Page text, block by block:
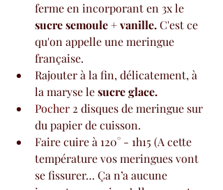
ferme en incorporant en 3x le
sucre semoule + vanille. C'est ce
qu'on appelle une meringue
française.
Rajouter à la fin, délicatement, à
la maryse le sucre glace.
Pocher 2 disques de meringue sur
du papier de cuisson.
Faire cuire à 120° - 1h15 (A cette
température vos meringues vont
se fissurer… Ça n’a aucune